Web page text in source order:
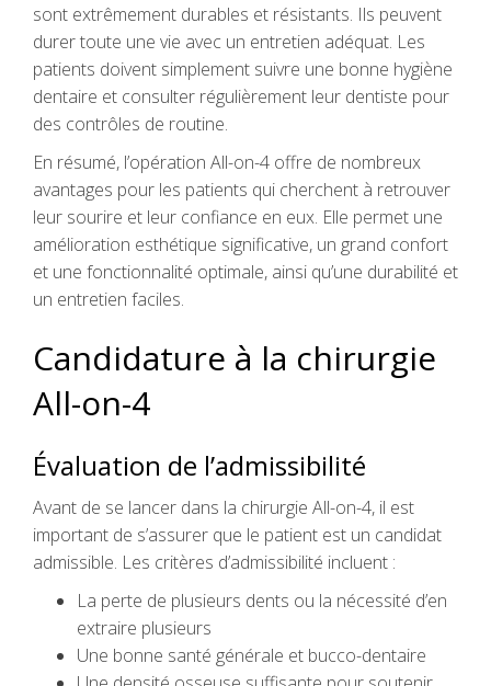
sont extrêmement durables et résistants. Ils peuvent
durer toute une vie avec un entretien adéquat. Les
patients doivent simplement suivre une bonne hygiène
dentaire et consulter régulièrement leur dentiste pour
des contrôles de routine.
En résumé, l’opération All-on-4 offre de nombreux
avantages pour les patients qui cherchent à retrouver
leur sourire et leur confiance en eux. Elle permet une
amélioration esthétique significative, un grand confort
et une fonctionnalité optimale, ainsi qu’une durabilité et
un entretien faciles.
Candidature à la chirurgie
All-on-4
Évaluation de l’admissibilité
Avant de se lancer dans la chirurgie All-on-4, il est
important de s’assurer que le patient est un candidat
admissible. Les critères d’admissibilité incluent :
La perte de plusieurs dents ou la nécessité d’en
extraire plusieurs
Une bonne santé générale et bucco-dentaire